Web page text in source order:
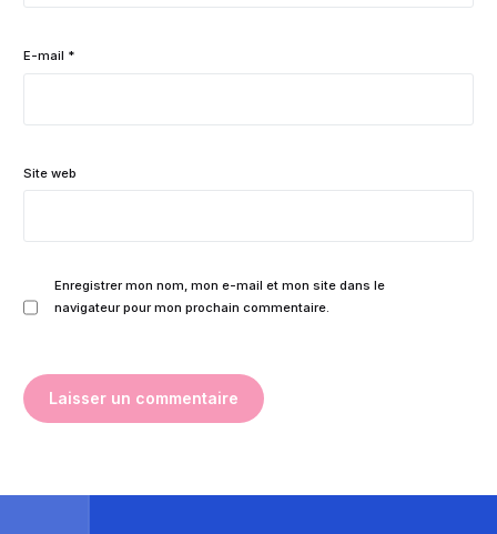
E-mail *
Site web
Enregistrer mon nom, mon e-mail et mon site dans le
navigateur pour mon prochain commentaire.